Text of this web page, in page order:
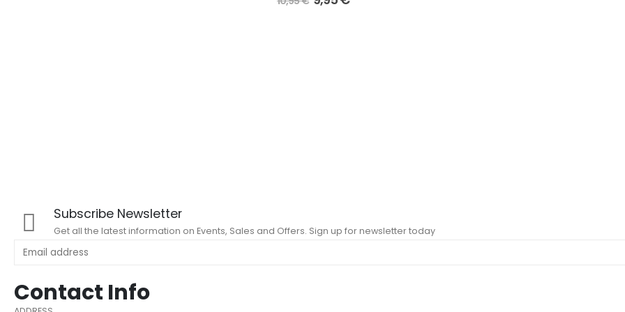
Subscribe Newsletter
Get all the latest information on Events, Sales and Offers. Sign up for newsletter today
Contact Info